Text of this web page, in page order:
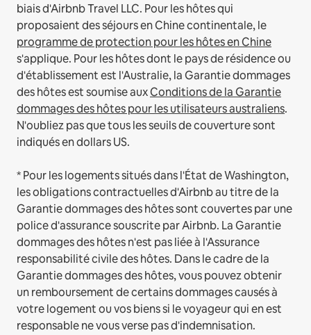
biais d'Airbnb Travel LLC. Pour les hôtes qui
proposaient des séjours en Chine continentale, le
programme de protection pour les hôtes en Chine
s'applique. Pour les hôtes dont le pays de résidence ou
d'établissement est l'Australie, la Garantie dommages
des hôtes est soumise auxConditions de la Garantie
dommages des hôtes pour les utilisateurs australiens.
N'oubliez pas que tous les seuils de couverture sont
indiqués en dollars US.
* Pour les logements situés dans l'État de Washington,
les obligations contractuelles d'Airbnb au titre de la
Garantie dommages des hôtes sont couvertes par une
police d'assurance souscrite par Airbnb. La Garantie
dommages des hôtes n'est pas liée à l'Assurance
responsabilité civile des hôtes. Dans le cadre de la
Garantie dommages des hôtes, vous pouvez obtenir
un remboursement de certains dommages causés à
votre logement ou vos biens si le voyageur qui en est
responsable ne vous verse pas d'indemnisation.